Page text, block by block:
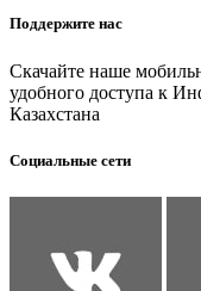
Поддержите нас
Скачайте наше
удобного доступа к
Казахстана
Социальные сети